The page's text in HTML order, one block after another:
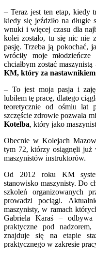
– Teraz jest ten etap, kiedy
kiedy się jeździło na długie
wnuki i więcej czasu dla
kolei zostało, tu się nic nie
pasję. Trzeba ją pokochać,
wróciły moje
chciałbym zostać
KM, który za nastawnikiem
– To jest moja pasja i
lubiłem tę pracę, dlatego
teoretycznie od ośmiu lat
szczęście zdrowie pozwala
Kotelba, który jako
Obecnie w Kolejach
tym 72, którzy osiągnęli już
maszynistów instruktorów.
Od 2012 roku KM
stanowisko maszynisty. Do
szkoleń organizowanych
prowadzi pociągi.
maszynisty, w ramach
Gabriela Karaś –
praktyczne pod
znajduje się na etapie
praktycznego w zakresie